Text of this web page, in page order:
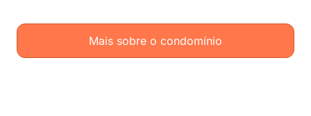
Mais sobre o condomínio